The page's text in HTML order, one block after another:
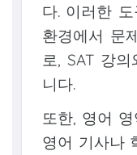
다. 이러한
환경에서 문
로, SAT 강
니다.
또한, 영어
영어 기사나